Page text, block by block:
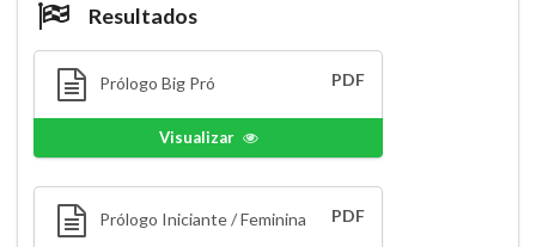
Resultados
Prólogo Big Pró PDF
Visualizar
Prólogo Iniciante / Feminina PDF